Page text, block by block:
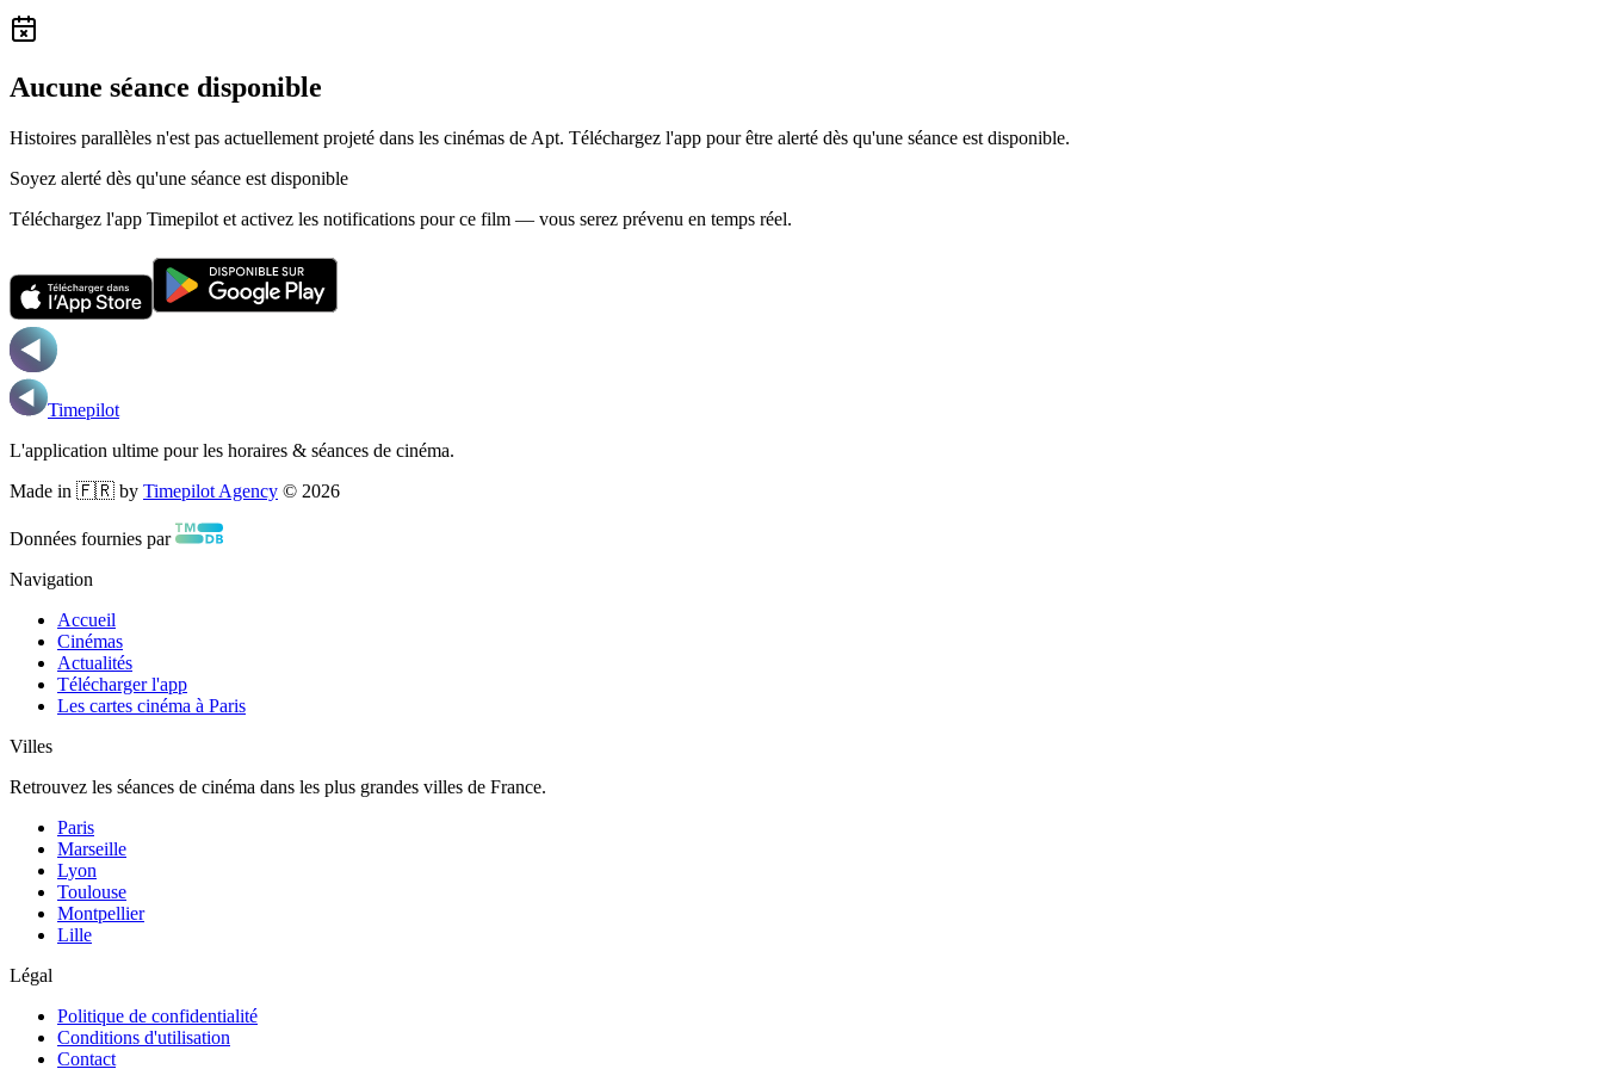
Aucune séance disponible
Histoires parallèles n'est pas actuellement projeté dans les cinémas de Apt. Téléchargez l'app pour être alerté dès qu'une séance est disponible.
Soyez alerté dès qu'une séance est disponible
Téléchargez l'app Timepilot et activez les notifications pour ce film — vous serez prévenu en temps réel.
Timepilot
L'application ultime pour les horaires & séances de cinéma.
Made in 🇫🇷 by Timepilot Agency © 2026
Données fournies par
Navigation
Accueil
Cinémas
Actualités
Télécharger l'app
Les cartes cinéma à Paris
Villes
Retrouvez les séances de cinéma dans les plus grandes villes de France.
Paris
Marseille
Lyon
Toulouse
Montpellier
Lille
Légal
Politique de confidentialité
Conditions d'utilisation
Contact